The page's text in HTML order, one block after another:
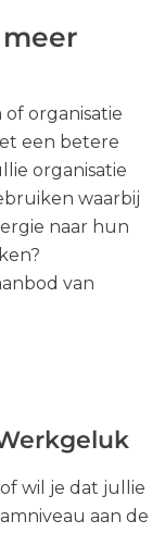
organisatie
een betere
organisatie
waarbij
naar hun
van
wil je dat jullie
aan de